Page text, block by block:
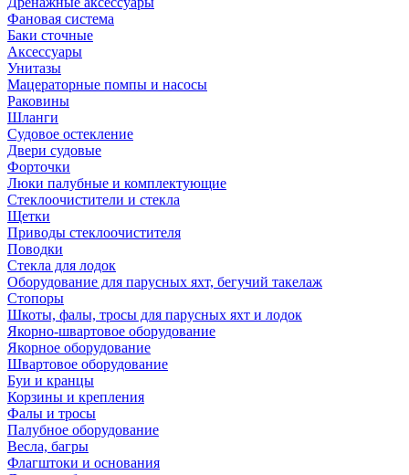
Фановая система
Баки сточные
Аксессуары
Унитазы
Мацераторные помпы и насосы
Раковины
Шланги
Судовое остекление
Двери судовые
Форточки
Люки палубные и комплектующие
Стеклоочистители и стекла
Щетки
Приводы стеклоочистителя
Поводки
Стекла для лодок
Оборудование для парусных яхт, бегучий такелаж
Стопоры
Шкоты, фалы, тросы для парусных яхт и лодок
Якорно-швартовое оборудование
Якорное оборудование
Швартовое оборудование
Буи и кранцы
Корзины и крепления
Фалы и тросы
Палубное оборудование
Весла, багры
Флагштоки и основания